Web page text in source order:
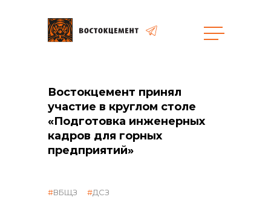
Объекты
общая информация
Востокцемент принял
участие в круглом столе
«Подготовка инженерных
кадров для горных
предприятий»
ВБЩЗ ДСЗ